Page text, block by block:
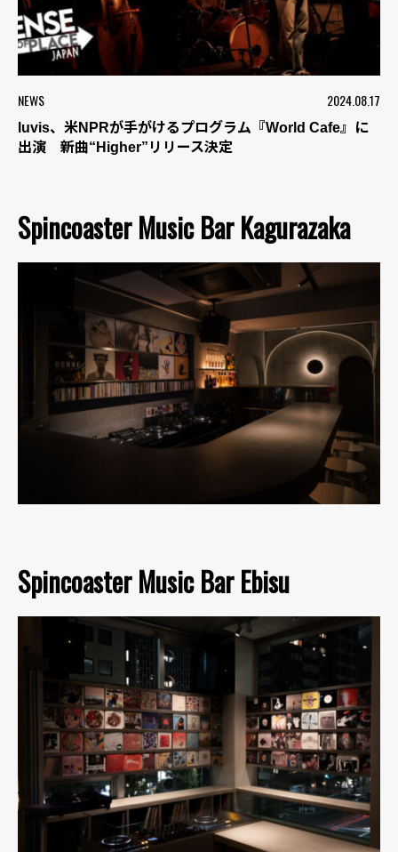
NEWS 2024.08.17
luvis、米NPRが手がけるプログラム『World Cafe』に
出演 新曲“Higher”リリース決定
Spincoaster Music Bar Kagurazaka
Spincoaster Music Bar Ebisu